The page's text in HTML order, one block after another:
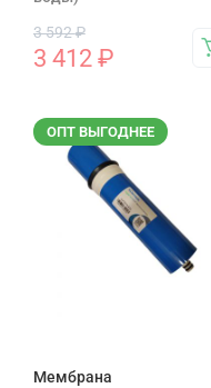
3 592₽
3 412 ₽
ОПТ ВЫГОДНЕЕ
Мембрана